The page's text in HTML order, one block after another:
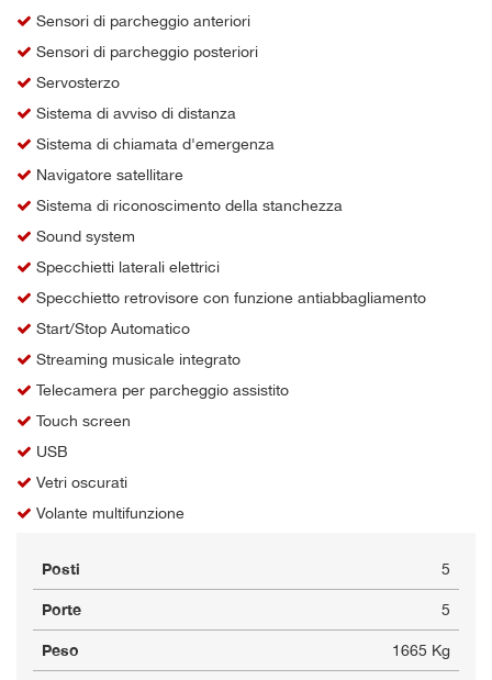
Sensori di parcheggio anteriori
Sensori di parcheggio posteriori
Servosterzo
Sistema di avviso di distanza
Sistema di chiamata d'emergenza
Navigatore satellitare
Sistema di riconoscimento della stanchezza
Sound system
Specchietti laterali elettrici
Specchietto retrovisore con funzione antiabbagliamento
Start/Stop Automatico
Streaming musicale integrato
Telecamera per parcheggio assistito
Touch screen
USB
Vetri oscurati
Volante multifunzione
Posti 5
Porte 5
Peso 1665 Kg